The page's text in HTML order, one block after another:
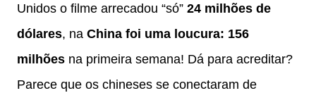
Unidos o filme arrecadou “só” 24 milhões de
dólares, na China foi uma loucura: 156
milhões na primeira semana! Dá para acreditar?
Parece que os chineses se conectaram de